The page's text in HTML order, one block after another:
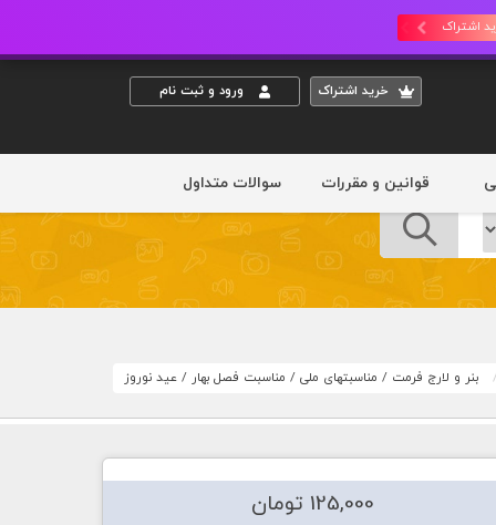
اشتراک
خريد اشتراک ورود و ثبت نام
قوانین و مقررات سوالات متداول
بنر و لارج فرمت / مناسبتهای ملی / مناسبت فصل بهار / عید نوروز
125,000 تومان